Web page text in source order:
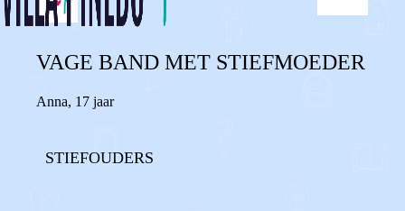
VAGE BAND MET STIEFMOEDER
Anna, 17 jaar
STIEFOUDERS